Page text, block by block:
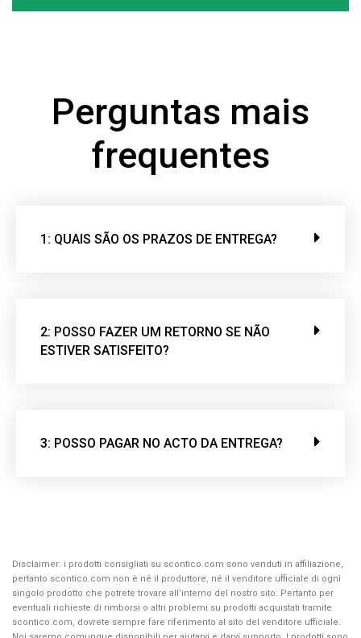
Perguntas mais
frequentes
1: QUAIS SÃO OS PRAZOS DE ENTREGA?
2: POSSO FAZER UM RETORNO SE NÃO
ESTIVER SATISFEITO?
3: POSSO PAGAR NO ACTO DA ENTREGA?
Disclaimer: i prodotti consigliati su scontico.com sono venduti in affiliazione,
pertanto scontico.com non è né il produttore, né il venditore ufficiale di ogni
singolo prodotto che potrete trovare all’interno del nostro sito. Pertanto per
eventuali richieste di rimborsi o altri problemi su prodotti acquistati tramite
scontico.com, dovrete sempre fare riferimento al sito del venditore ufficiale.